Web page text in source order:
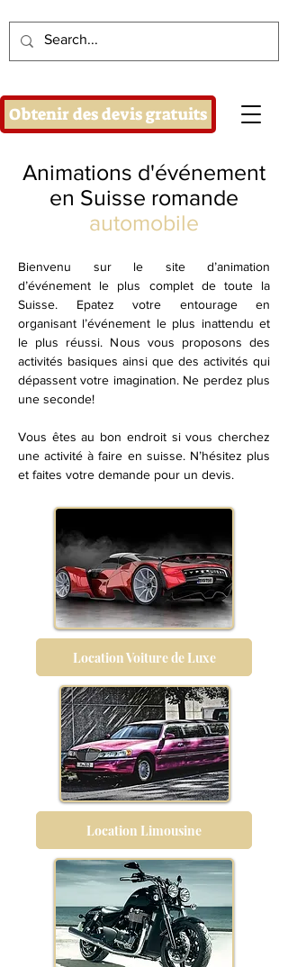
Obtenir des devis gratuits
Animations d'événement
en Suisse romande
automobile
Bienvenu sur le site d’animation
d’événement le plus complet de toute la
Suisse. Epatez votre entourage en
organisant l’événement le plus inattendu et
le plus réussi. Nous vous proposons des
activités basiques ainsi que des activités qui
dépassent votre imagination. Ne perdez plus
une seconde!
Vous êtes au bon endroit si vous cherchez
une activité à faire en suisse. N’hésitez plus
et faites votre demande pour un devis.
Location Voiture de Luxe
Location Limousine